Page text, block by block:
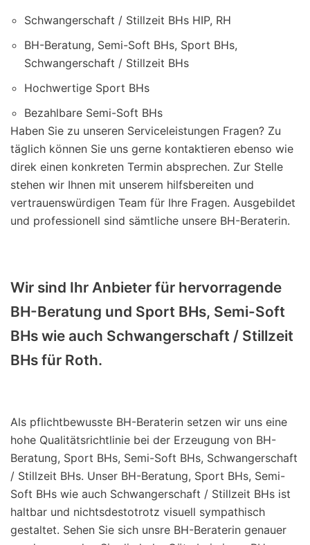
Schwangerschaft / Stillzeit BHs HIP, RH
BH-Beratung, Semi-Soft BHs, Sport BHs,
Schwangerschaft / Stillzeit BHs
Hochwertige Sport BHs
Bezahlbare Semi-Soft BHs
Haben Sie zu unseren Serviceleistungen Fragen? Zu
täglich können Sie uns gerne kontaktieren ebenso wie
direk einen konkreten Termin absprechen. Zur Stelle
stehen wir Ihnen mit unserem hilfsbereiten und
vertrauenswürdigen Team für Ihre Fragen. Ausgebildet
und professionell sind sämtliche unsere BH-Beraterin.
Wir sind Ihr Anbieter für hervorragende
BH-Beratung und Sport BHs, Semi-Soft
BHs wie auch Schwangerschaft / Stillzeit
BHs für Roth.
Als pflichtbewusste BH-Beraterin setzen wir uns eine
hohe Qualitätsrichtlinie bei der Erzeugung von BH-
Beratung, Sport BHs, Semi-Soft BHs, Schwangerschaft
/ Stillzeit BHs. Unser BH-Beratung, Sport BHs, Semi-
Soft BHs wie auch Schwangerschaft / Stillzeit BHs ist
haltbar und nichtsdestotrotz visuell sympathisch
gestaltet. Sehen Sie sich unsre BH-Beraterin genauer